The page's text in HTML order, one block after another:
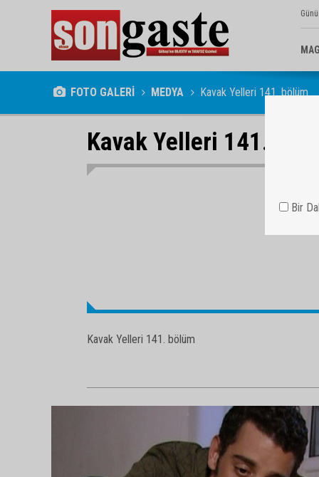
FOTO GALERİ MEDYA Kavak Yelleri 141. bölüm
Kavak Yelleri 141.
Kavak Yelleri 141. bölüm
Bir